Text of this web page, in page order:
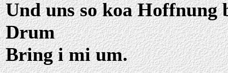
Und uns so koa Hoffnung
Drum
Bring i mi um.